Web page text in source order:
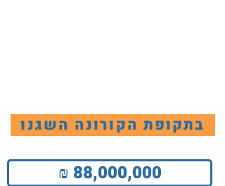
בתקופת הקורונה השגנו
₪ 88,000,000